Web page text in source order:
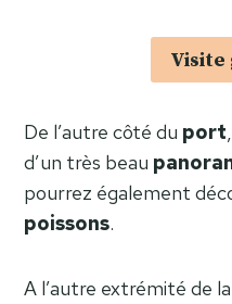
Visite
De l’autre côté du port
d’un très beau
pourrez également
poissons.
A l’autre extrémité de